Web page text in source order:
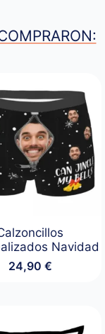
Navidad
24,90 €